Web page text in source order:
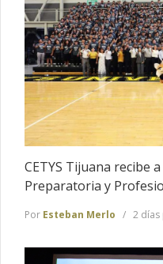
CETYS Tijuana recibe
Preparatoria y
Por Esteban Merlo 2 días